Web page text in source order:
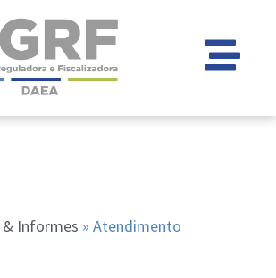
Informes » Atendimento